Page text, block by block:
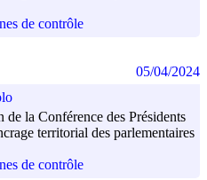
de contrôle
la Conférence des Présidents
territorial des parlementaires
de contrôle
05/04/2024